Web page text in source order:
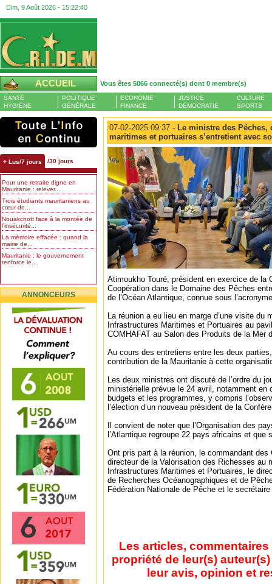
Dim, 9 Août 2026 - 15:22:41
ACCUEIL Vous êtes 5066 connecté(s) dont 0 membre(s)
SANTÉ
HYGIÈNE
POLITIQUE
GÉNÉRALE
ECONOMIE
FINANCE
JUSTICE
DÉMOCRATIE
CULTURE
SPORTS
+ Lus/7 jours /30 jours
Pour une retraite digne en
Mauritanie : relever...
Trois étudiants mauritaniens au
cœur de...
Nouakchott face à la montée de
l’insécurité...
La mémoire effacée : quand la
mairie de...
Mauritanie : le gouvernement
renforce le...
ANNONCEURS
07-02-2025 09:37 - Le ministre des Pêches,
maritimes et portuaires s’entretient avec
Atimoukho Touré, président en exercice de la
Coopération dans le Domaine des Pêches
de l’Océan Atlantique, connue sous
La réunion a eu lieu en marge d’une visite du
Infrastructures Maritimes et Portuaires au
COMHAFAT au Salon des Produits de la Mer
Au cours des entretiens entre les deux
contribution de la Mauritanie à cette
Les deux ministres ont discuté de l’ordre du
ministérielle prévue le 24 avril, notamment en
budgets et les programmes, y compris
l’élection d’un nouveau président de la
Il convient de noter que l’Organisation des
l’Atlantique regroupe 22 pays africains et
Ont pris part à la réunion, le commandant
directeur de la Valorisation des Richesses au
Infrastructures Maritimes et Portuaires, le
de Recherches Océanographiques et de
Fédération Nationale de Pêche et le
Les articles,
propriété de leur(s)
leur avis, opinion et